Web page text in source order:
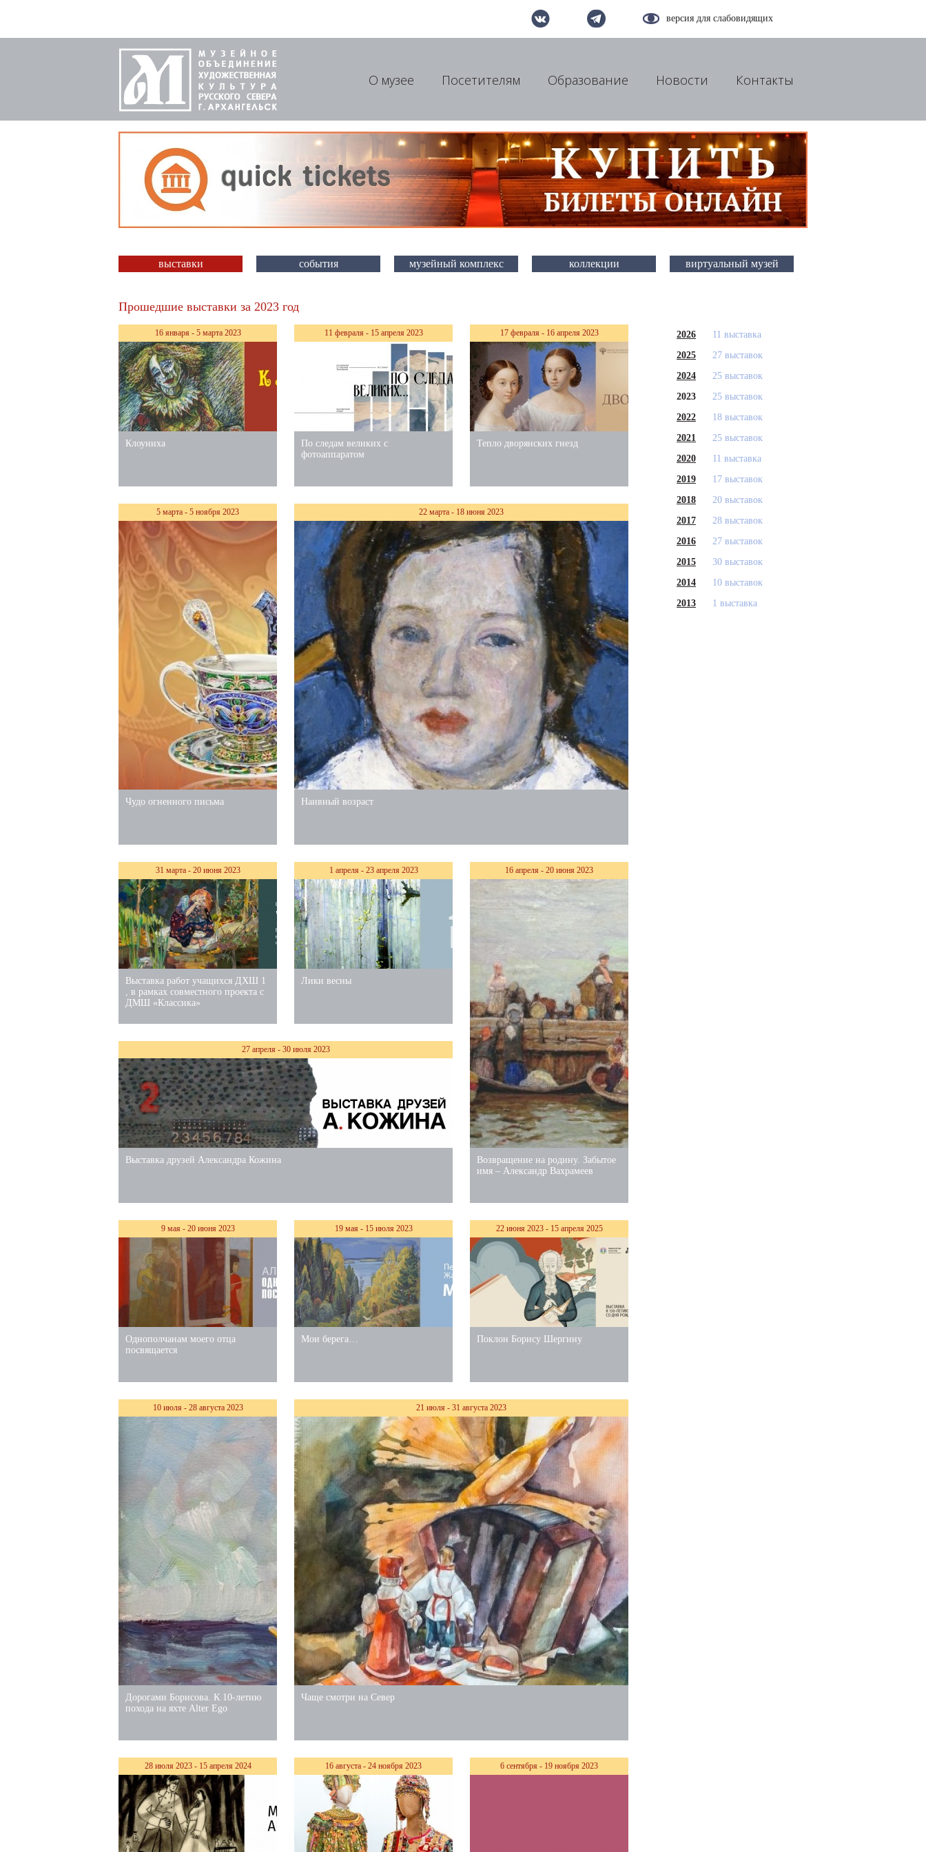
версия для слабовидящих
О музее Посетителям Образование Новости Контакты
выставки события музейный комплекс коллекции виртуальный музей
Прошедшие выставки за 2023 год
16 января - 5 марта 2023
Клоуниха
11 февраля - 15 апреля 2023
По следам великих с
фотоаппаратом
17 февраля - 16 апреля 2023
Тепло дворянских гнезд
5 марта - 5 ноября 2023
Чудо огненного письма
22 марта - 18 июня 2023
Наивный возраст
31 марта - 20 июня 2023
Выставка работ учащихся ДХШ 1
, в рамках совместного проекта с
ДМШ «Классика»
1 апреля - 23 апреля 2023
Лики весны
16 апреля - 20 июня 2023
Возвращение на родину. Забытое
имя – Александр Вахрамеев
27 апреля - 30 июля 2023
Выставка друзей Александра Кожина
9 мая - 20 июня 2023
Однополчанам моего отца
посвящается
19 мая - 15 июля 2023
Мои берега…
22 июня 2023 - 15 апреля 2025
Поклон Борису Шергину
10 июля - 28 августа 2023
Дорогами Борисова. К 10-летию
похода на яхте Alter Ego
21 июля - 31 августа 2023
Чаще смотри на Север
28 июля 2023 - 15 апреля 2024 16 августа - 24 ноября 2023 6 сентября - 19 ноября 2023
2026
11 выставка
2025
27 выставок
2024
25 выставок
2023
25 выставок
2022
18 выставок
2021
25 выставок
2020
11 выставка
2019
17 выставок
2018
20 выставок
2017
28 выставок
2016
27 выставок
2015
30 выставок
2014
10 выставок
2013
1 выставка